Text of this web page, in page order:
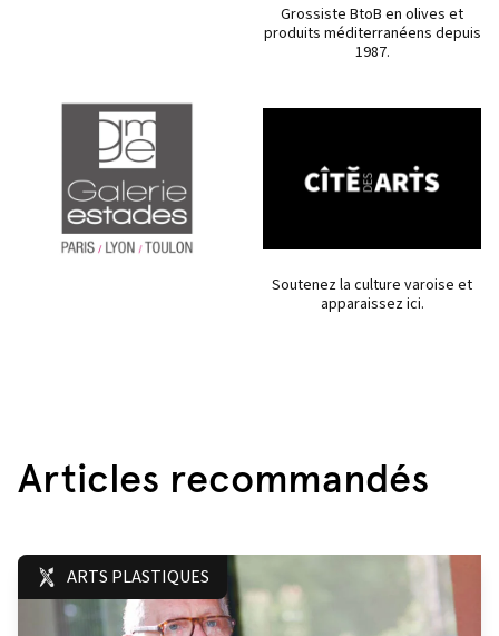
Grossiste BtoB en olives et
produits méditerranéens depuis
1987.
Soutenez la culture varoise et
apparaissez ici.
Articles recommandés
ARTS PLASTIQUES